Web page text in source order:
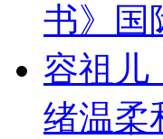
书》国
容祖儿
绪温柔